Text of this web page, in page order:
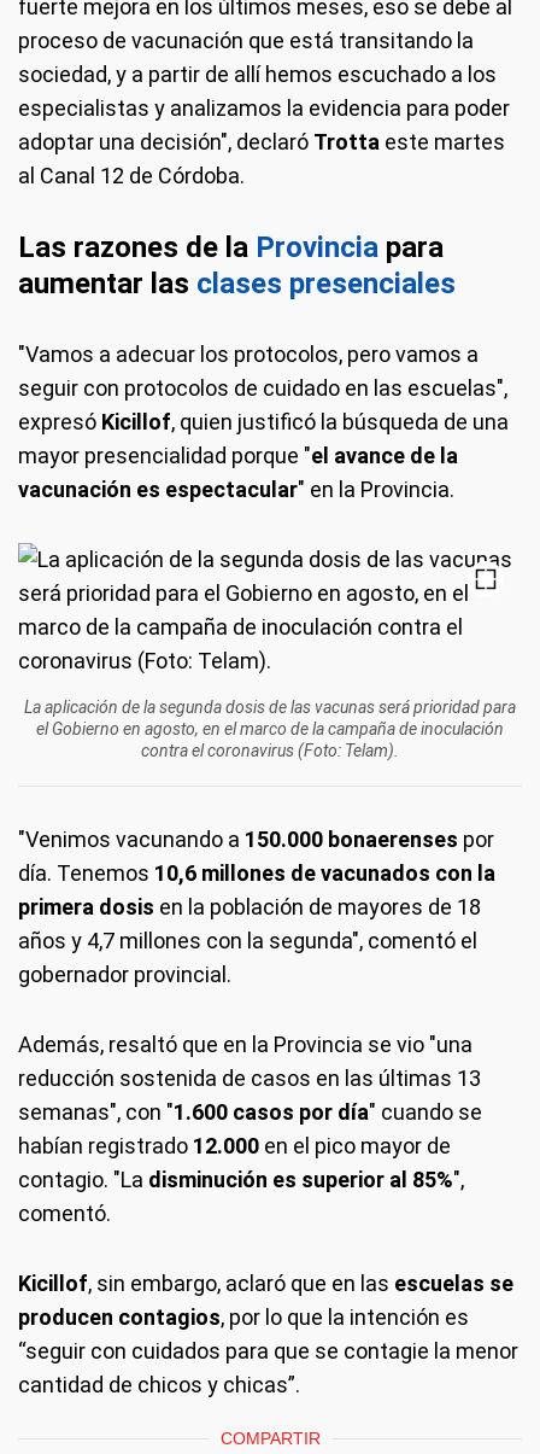
fuerte mejora en los últimos meses, eso se debe al
proceso de vacunación que está transitando la
sociedad, y a partir de allí hemos escuchado a los
especialistas y analizamos la evidencia para poder
adoptar una decisión", declaró Trotta este martes
al Canal 12 de Córdoba.
Las razones de la Provincia para
aumentar las clases presenciales
"Vamos a adecuar los protocolos, pero vamos a
seguir con protocolos de cuidado en las escuelas",
expresó Kicillof, quien justificó la búsqueda de una
mayor presencialidad porque "el avance de la
vacunación es espectacular" en la Provincia.
La aplicación de la segunda dosis de las vacunas será prioridad para
el Gobierno en agosto, en el marco de la campaña de inoculación
contra el coronavirus (Foto: Telam).
"Venimos vacunando a 150.000 bonaerenses por
día. Tenemos 10,6 millones de vacunados con la
primera dosis en la población de mayores de 18
años y 4,7 millones con la segunda", comentó el
gobernador provincial.
Además, resaltó que en la Provincia se vio "una
reducción sostenida de casos en las últimas 13
semanas", con "1.600 casos por día" cuando se
habían registrado 12.000 en el pico mayor de
contagio. "La disminución es superior al 85%",
comentó.
Kicillof, sin embargo, aclaró que en las escuelas se
producen contagios, por lo que la intención es
“seguir con cuidados para que se contagie la menor
cantidad de chicos y chicas”.
COMPARTIR